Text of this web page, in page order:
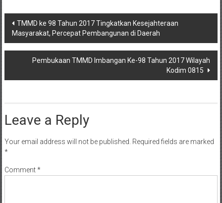
navigation
Masyarakat, Percepat Pembangunan di Daerah
Pembukaan TMMD Imbangan Ke-98 Tahun 2017 Wilayah
Kodim 0815
Your email address will not be published.
Comment